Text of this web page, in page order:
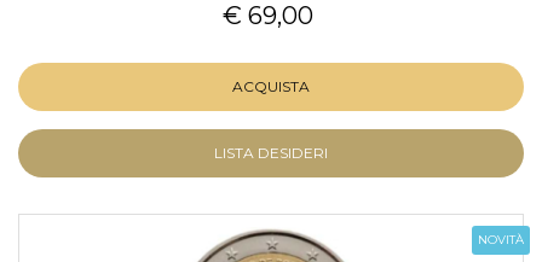
€ 69,00
ACQUISTA
LISTA DESIDERI
NOVITÀ